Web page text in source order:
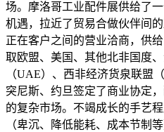
场。摩洛哥工业配件展供给了
机遇，拉近了贸易合做伙伴间
正在客户之间的营业洽商，供
取欧盟、美国、其他北非国度
（UAE）、西非经济货泉联盟
突尼斯、约旦签定了商业协定
的复杂市场。不竭成长的手艺
（卑沉、降低能耗、成本节制